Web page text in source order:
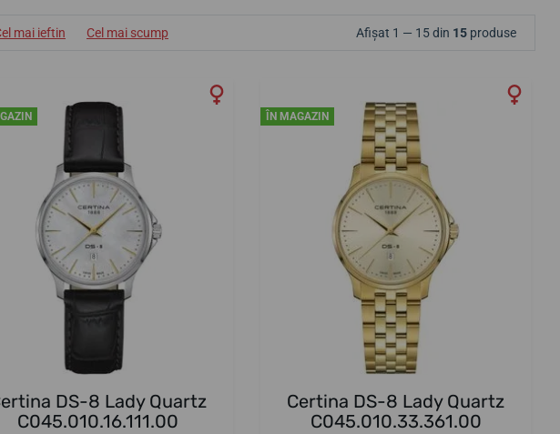
mai ieftin Cel mai scump Afișat 1 — 15 din 15 produse
DS-8 Lady Quartz
C045.010.16.111.00
ÎN MAGAZIN
Certina DS-8 Lady Quartz
C045.010.33.361.00